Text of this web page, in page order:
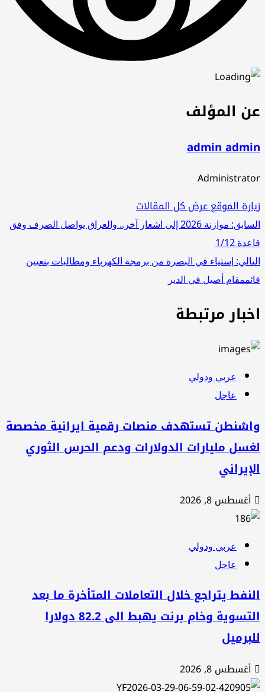
المؤلف
admin
الموقععرض كل المقالات
موازنة 2026 إلى اشعار آخر.. والعراق يواصل الصرف وفق
1/12
إستياء في البصرة من برمجة الكهرباء ومطالبات بتعيين
أصيل في الدير
مرتبطة
عربي ودولي
عاجل
تستهدف منصات رقمية ايرانية مخصصة
مليارات الدولارات ودعم الحرس الثوري
أغسطس 8, 2026
عربي ودولي
عاجل
يتراجع خلال التعاملات المتأخرة ما بعد
التسوية وخام برنت يهبط الى 82.2 دولارا
أغسطس 8, 2026